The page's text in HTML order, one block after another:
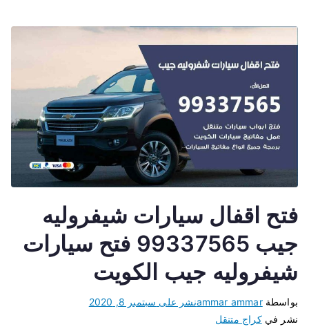
فتح اقفال سيارات شيفروليه
جيب 99337565 فتح سيارات
شيفروليه جيب الكويت
بواسطةammar ammarنشر على سبتمبر 8, 2020
نشر فيكراج متنقل